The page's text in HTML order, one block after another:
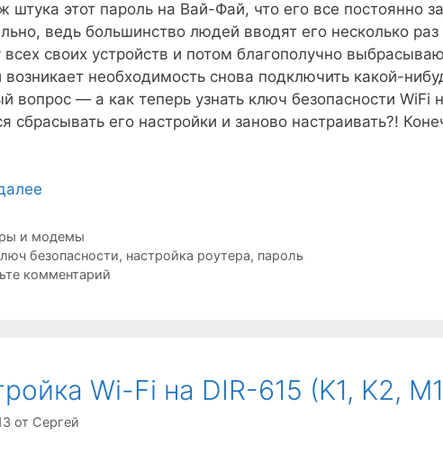
штука этот пароль на Вай-Фай, что его все постоянно
ведь большинство людей вводят его несколько
всех своих устройств и потом благополучно
необходимость снова подключить какой-
вопрос — а как теперь узнать ключ безопасности WiFi
сбрасывать его настройки и заново настраивать?!
и модемы
безопасности, настройка роутера, пароль
комментарий
Wi-Fi на DIR-615 (K1, K2,
от Сергей